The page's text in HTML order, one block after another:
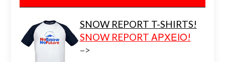
SNOW REPORT T-SHIRTS!
SNOW REPORT ΑΡΧΕΙΟ!
–>